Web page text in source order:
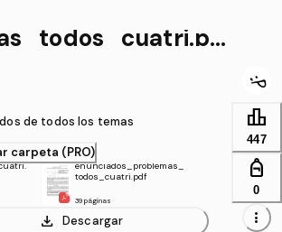
de todos los temas
carpeta (PRO)
enunciados_problemas_
todos_cuatri.pdf
39 páginas
download Descargar
leaderboard
447
personal_bag
0
more_vert